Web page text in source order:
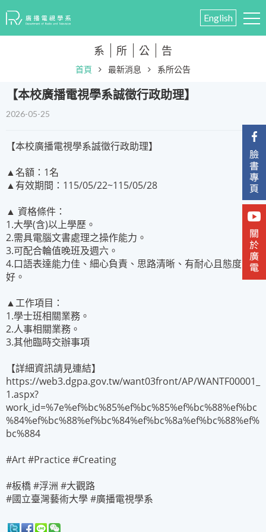
English
系 所 公 告
首頁 最新消息 系所公告
​【本校廣播電視學系誠徵行政助理】
2026-05-25
【本校廣播電視學系誠徵行政助理】
▲名額：1名
▲有效期間：115/05/22~115/05/28
▲ 資格條件：
1.大學(含)以上學歷。
2.需具電腦文書處理之操作能力。
3.可配合輪值晚班及週六。
4.口語表達能力佳、細心負責、思路清晰、有耐心且態度良
好。
▲工作項目：
1.學士班相關業務。
2.人事相關業務。
3.其他臨時交辦事項
【詳細資訊請見連結】
https://web3.dgpa.gov.tw/want03front/AP/WANTF00001_
1.aspx?
work_id=%7e%ef%bc%85%ef%bc%85%ef%bc%88%ef%bc
%84%ef%bc%88%ef%bc%84%ef%bc%8a%ef%bc%88%ef%
bc%884
#Art #Practice #Creating
#板橋 #浮洲 #大觀路
#國立臺灣藝術大學 #廣播電視學系